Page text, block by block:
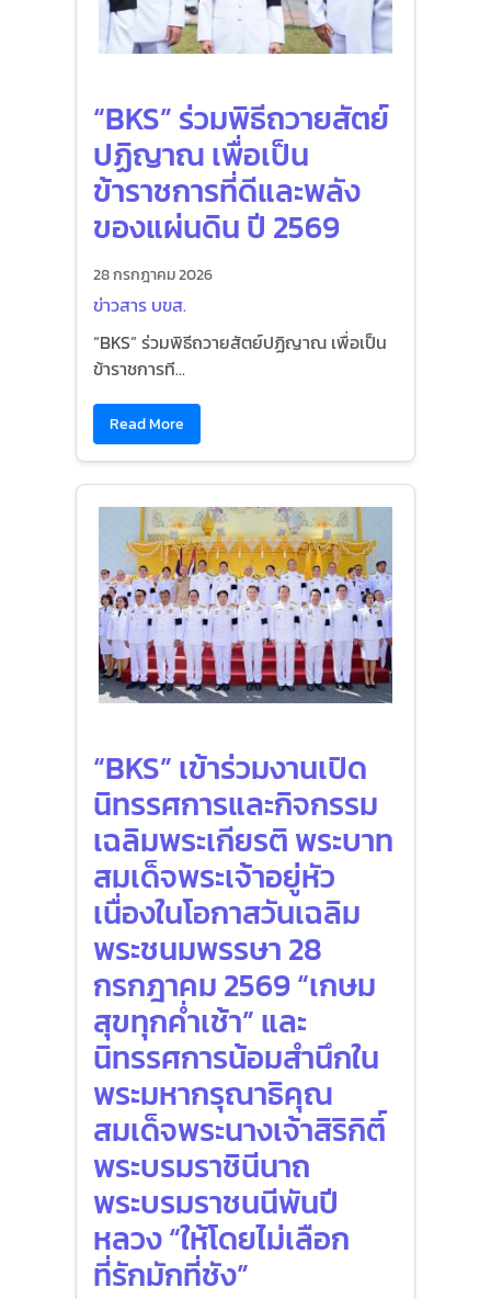
“BKS” ร่วมพิธีถวายสัตย์
ปฏิญาณ เพื่อเป็น
ข้าราชการที่ดีและพลัง
ของแผ่นดิน ปี 2569
28 กรกฎาคม 2026
ข่าวสาร บขส.
“BKS” ร่วมพิธีถวายสัตย์ปฏิญาณ เพื่อเป็น
ข้าราชการที...
Read More
“BKS” เข้าร่วมงานเปิด
นิทรรศการและกิจกรรม
เฉลิมพระเกียรติ พระบาท
สมเด็จพระเจ้าอยู่หัว
เนื่องในโอกาสวันเฉลิม
พระชนมพรรษา 28
กรกฎาคม 2569 “เกษม
สุขทุกค่ำเช้า” และ
นิทรรศการน้อมสำนึกใน
พระมหากรุณาธิคุณ
สมเด็จพระนางเจ้าสิริกิติ์
พระบรมราชินีนาถ
พระบรมราชนนีพันปี
หลวง “ให้โดยไม่เลือก
ที่รักมักที่ชัง”